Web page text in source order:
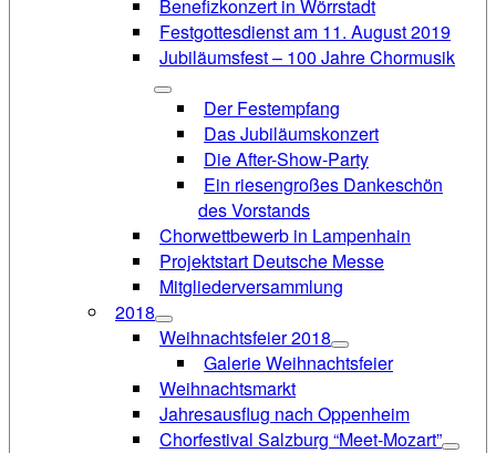
Benefizkonzert in Wörrstadt
Festgottesdienst am 11. August 2019
Jubiläumsfest – 100 Jahre Chormusik
Der Festempfang
Das Jubiläumskonzert
Die After-Show-Party
Ein riesengroßes Dankeschön
des Vorstands
Chorwettbewerb in Lampenhain
Projektstart Deutsche Messe
Mitgliederversammlung
2018
Weihnachtsfeier 2018
Galerie Weihnachtsfeier
Weihnachtsmarkt
Jahresausflug nach Oppenheim
Chorfestival Salzburg “Meet-Mozart”